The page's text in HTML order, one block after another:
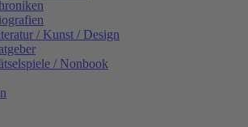
/ Kunst / Design
/ Nonbook